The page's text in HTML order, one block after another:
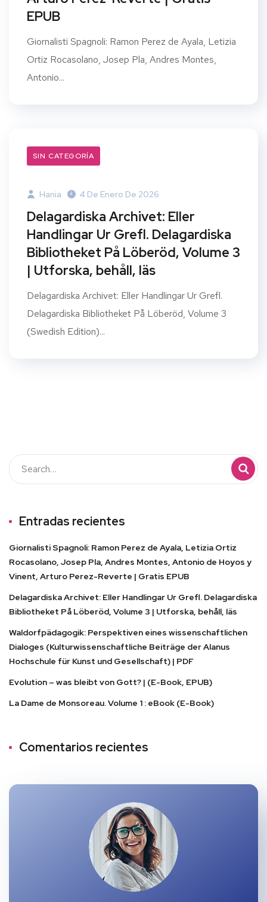
EPUB
Giornalisti Spagnoli: Ramon Perez de Ayala, Letizia
Ortiz Rocasolano, Josep Pla, Andres Montes,
Antonio...
SIN CATEGORÍA
Hania 4 De Enero De 2026
Delagardiska Archivet: Eller
Handlingar Ur Grefl. Delagardiska
Bibliotheket På Löberöd, Volume 3
| Utforska, behåll, läs
Delagardiska Archivet: Eller Handlingar Ur Grefl.
Delagardiska Bibliotheket På Löberöd, Volume 3
(Swedish Edition)...
Entradas recientes
Giornalisti Spagnoli: Ramon Perez de Ayala, Letizia Ortiz
Rocasolano, Josep Pla, Andres Montes, Antonio de Hoyos y
Vinent, Arturo Perez-Reverte | Gratis EPUB
Delagardiska Archivet: Eller Handlingar Ur Grefl. Delagardiska
Bibliotheket På Löberöd, Volume 3 | Utforska, behåll, läs
Waldorfpädagogik: Perspektiven eines wissenschaftlichen
Dialoges (Kulturwissenschaftliche Beiträge der Alanus
Hochschule für Kunst und Gesellschaft) | PDF
Evolution – was bleibt von Gott? | (E-Book, EPUB)
La Dame de Monsoreau. Volume 1 : eBook (E-Book)
Comentarios recientes